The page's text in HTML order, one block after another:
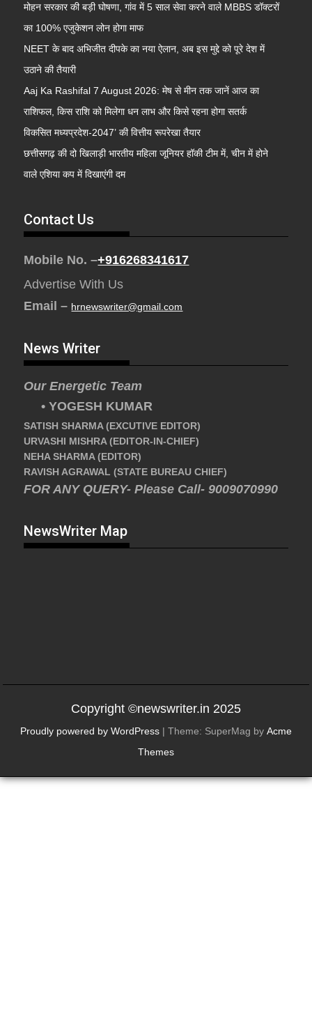
मोहन सरकार की बड़ी घोषणा, गांव में 5 साल सेवा करने वाले MBBS डॉक्टरों
का 100% एजुकेशन लोन होगा माफ
NEET के बाद अभिजीत दीपके का नया ऐलान, अब इस मुद्दे को पूरे देश में
उठाने की तैयारी
Aaj Ka Rashifal 7 August 2026: मेष से मीन तक जानें आज का
राशिफल, किस राशि को मिलेगा धन लाभ और किसे रहना होगा सतर्क
विकसित मध्यप्रदेश-2047’ की वित्तीय रूपरेखा तैयार
छत्तीसगढ़ की दो खिलाड़ी भारतीय महिला जूनियर हॉकी टीम में, चीन में होने
वाले एशिया कप में दिखाएंगी दम
Contact Us
Mobile No. –+916268341617
Advertise With Us
Email – hrnewswriter@gmail.com
News Writer
Our Energetic Team
• YOGESH KUMAR
SATISH SHARMA (EXCUTIVE EDITOR)
URVASHI MISHRA (EDITOR-IN-CHIEF)
NEHA SHARMA (EDITOR)
RAVISH AGRAWAL (STATE BUREAU CHIEF)
FOR ANY QUERY- Please Call- 9009070990
NewsWriter Map
Copyright ©newswriter.in 2025
Proudly powered by WordPress | Theme: SuperMag by Acme
Themes